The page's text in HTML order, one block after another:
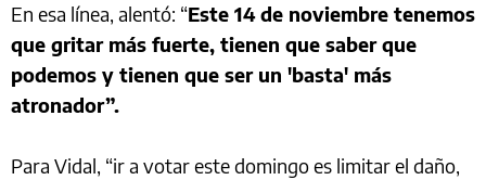
En esa línea, alentó: “Este 14 de noviembre tenemos
que gritar más fuerte, tienen que saber que
podemos y tienen que ser un 'basta' más
atronador”.
Para Vidal, “ir a votar este domingo es limitar el daño,